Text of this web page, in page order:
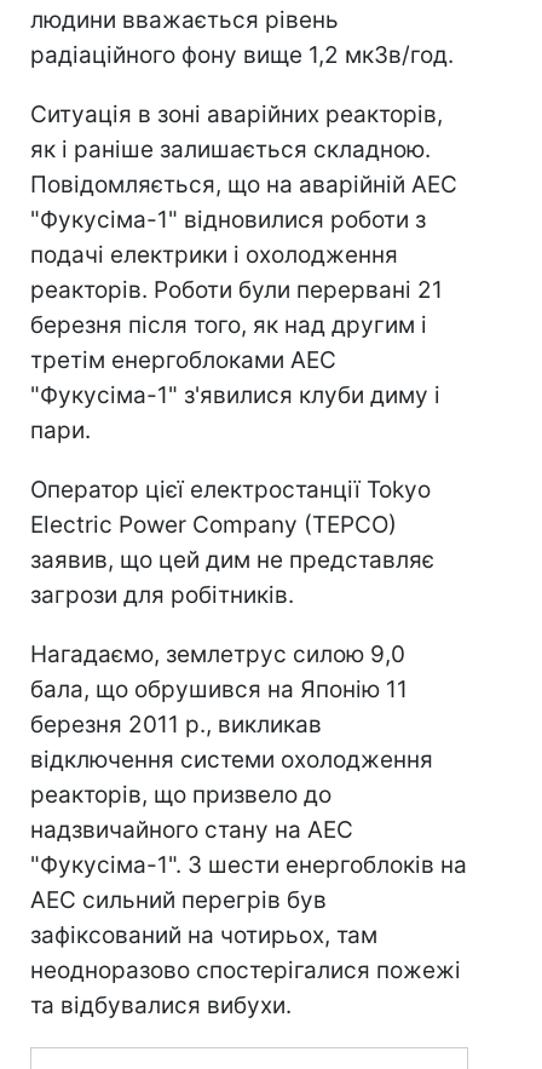
людини вважається рівень
радіаційного фону вище 1,2 мкЗв/год.
Ситуація в зоні аварійних реакторів,
як і раніше залишається складною.
Повідомляється, що на аварійній АЕС
"Фукусіма-1" відновилися роботи з
подачі електрики і охолодження
реакторів. Роботи були перервані 21
березня після того, як над другим і
третім енергоблоками АЕС
"Фукусіма-1" з'явилися клуби диму і
пари.
Оператор цієї електростанції Tokyo
Electric Power Company (TEPCO)
заявив, що цей дим не представляє
загрози для робітників.
Нагадаємо, землетрус силою 9,0
бала, що обрушився на Японію 11
березня 2011 р., викликав
відключення системи охолодження
реакторів, що призвело до
надзвичайного стану на АЕС
"Фукусіма-1". З шести енергоблоків на
АЕС сильний перегрів був
зафіксований на чотирьох, там
неодноразово спостерігалися пожежі
та відбувалися вибухи.